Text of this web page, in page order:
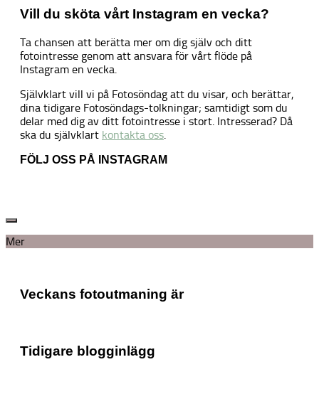
Vill du sköta vårt Instagram en vecka?
Ta chansen att berätta mer om dig själv och ditt
fotointresse genom att ansvara för vårt flöde på
Instagram en vecka.
Självklart vill vi på Fotosöndag att du visar, och berättar,
dina tidigare Fotosöndags-tolkningar; samtidigt som du
delar med dig av ditt fotointresse i stort. Intresserad? Då
ska du självklart kontakta oss
FÖLJ OSS PÅ INSTAGRAM
Mer
Veckans fotoutmaning är
Tidigare blogginlägg